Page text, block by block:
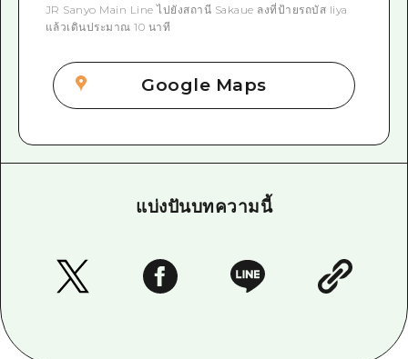
JR Sanyo Main Line ไปยังสถานี Sakaue ลงที่ป้ายรถบัส Iiya
แล้วเดินประมาณ 10 นาที
Google Maps
แบ่งปันบทความนี้